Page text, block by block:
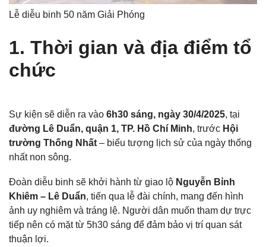
Lễ diễu binh 50 năm Giải Phóng
1. Thời gian và địa điểm tổ
chức
Sự kiện sẽ diễn ra vào 6h30 sáng, ngày 30/4/2025, tại
đường Lê Duẩn, quận 1, TP. Hồ Chí Minh, trước Hội
trường Thống Nhất– biểu tượng lịch sử của ngày thống
nhất non sông.
Đoàn diễu binh sẽ khởi hành từ giao lộ Nguyễn Bỉnh
Khiêm – Lê Duẩn, tiến qua lễ đài chính, mang đến hình
ảnh uy nghiêm và tráng lệ. Người dân muốn tham dự trực
tiếp nên có mặt từ 5h30 sáng để đảm bảo vị trí quan sát
thuận lợi.